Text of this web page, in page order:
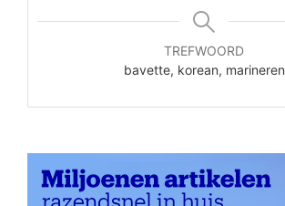
TREFWOORD
bavette, korean, marineren